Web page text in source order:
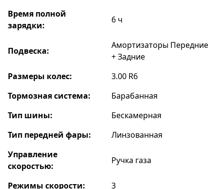
Время полной
зарядки:
6 ч
Подвеска:
Амортизаторы Передние
+ Задние
Размеры колес:
3.00 R6
Тормозная система:
Барабанная
Тип шины:
Бескамерная
Тип передней фары:
Линзованная
Управление
скоростью:
Ручка газа
Режимы скорости: 3